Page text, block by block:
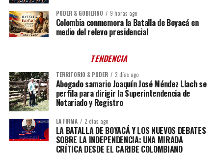
PODER & GOBIERNO 9 horas ago
Colombia conmemora la Batalla de Boyacá en
medio del relevo presidencial
TENDENCIA
TERRITORIO & PODER 2 días ago
Abogado samario Joaquín José Méndez Llach se
perfila para dirigir la Superintendencia de
Notariado y Registro
LA FIRMA 2 días ago
LA BATALLA DE BOYACÁ Y LOS NUEVOS DEBATES
SOBRE LA INDEPENDENCIA: UNA MIRADA
CRÍTICA DESDE EL CARIBE COLOMBIANO